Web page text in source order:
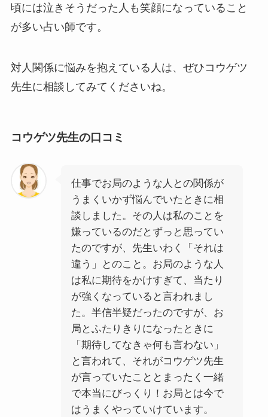
頃には泣きそうだった人も笑顔になっていること
が多い占い師です。
対人関係に悩みを抱えている人は、ぜひコウゲツ
先生に相談してみてくださいね。
コウゲツ先生の口コミ
仕事でお局のような人との関係が
うまくいかず悩んでいたときに相
談しました。その人は私のことを
嫌っているのだとずっと思ってい
たのですが、先生いわく「それは
違う」とのこと。お局のような人
は私に期待をかけすぎて、当たり
が強くなっていると言われまし
た。半信半疑だったのですが、お
局とふたりきりになったときに
「期待してなきゃ何も言わない」
と言われて、それがコウゲツ先生
が言っていたこととまったく一緒
で本当にびっくり！お局とは今で
はうまくやっていけています。